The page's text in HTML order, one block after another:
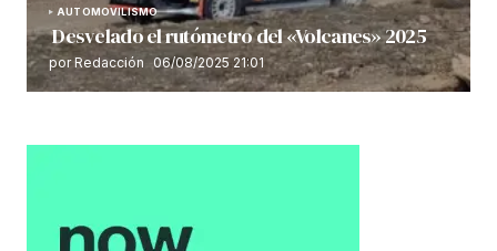
AUTOMOVILISMO
Desvelado el rutómetro del «Volcanes» 2025
por Redacción 06/08/2025 21:01